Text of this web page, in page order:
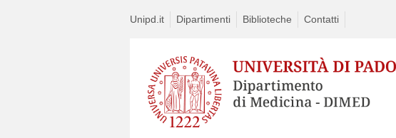
Unipd.it Dipartimenti Biblioteche Contatti